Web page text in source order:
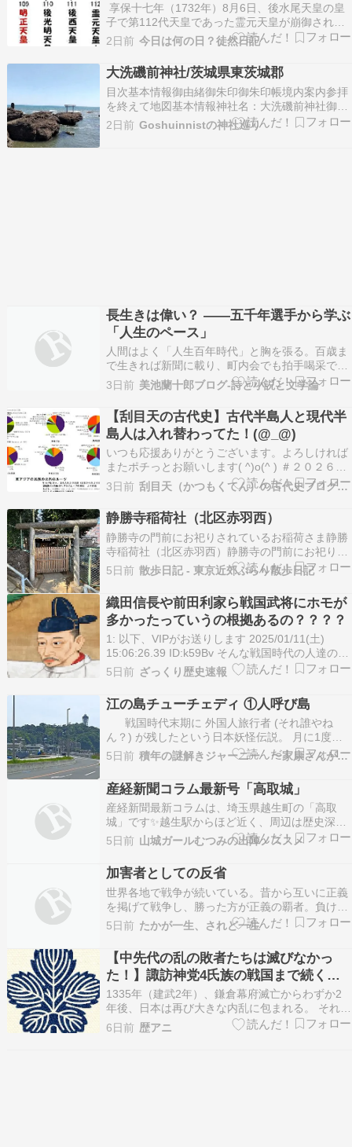
享保十七年（1732年）8月6日、後水尾天皇の皇
子で第112代天皇であった霊元天皇が崩御されま
した。・・・・・・・・第112代天皇の天皇であ
らせられる霊元天皇（れいげんてんのう）です
が…わずか13歳の皇子に譲位して院政を敷いたた
め、その皇子である東山天皇の回＞＞に、かなり
霊元天…
2日前 今日は何の日？徒然日記
大洗磯前神社/茨城県東茨城郡
目次基本情報御由緒御朱印御朱印帳境内案内参拝
を終えて地図基本情報神社名：大洗磯前神社御祭
神：大己貴命・少彦名命社格等：延喜式内社(名
神大社)・国幣中社・別表神社鎮座地：茨城県東
2日前 Goshuinnistの神社巡り
長生きは偉い？ ――五千年選手から学ぶ
「人生のペース」
人間はよく「人生百年時代」と胸を張る。百歳ま
で生きれば新聞に載り、町内会でも拍手喝采であ
る。ところが地球という舞台に目を向けると、そ
の自慢は少々気恥ずかしくなる。 ニシオンデンザ
メは三百年から五百年。年間一センチほどしか成
長せず、百五十歳を過ぎてようやく「そろそろ家
庭でも持つか…
3日前 美池蘭十郎ブログ-詩と小説と文学論
【刮目天の古代史】古代半島人と現代半
島人は入れ替わってた！(@_@)
いつも応援ありがとうございます。よろしければ
またポチっとお願いします( ^)o(^ ) ＃２０２６．
３．２８に記事にしましたが 下の記事の中津王
（中大兄・天智天皇）の兄弟多良王（義慈王）を
長兄としたのは誤りで、古事記によれば末弟にな
りますので、訂正しました。また中華思想という
言葉…
3日前 刮目天（かつもくてん）の古代史ブログだ！
静勝寺稲荷社（北区赤羽西）
静勝寺の門前にお祀りされているお稲荷さま静勝
寺稲荷社（北区赤羽西）静勝寺の門前にお祀りさ
れている「静勝寺稲荷社（北区赤羽西）」。1504
年（永正元年）、太田道灌の禅の師匠だった雲綱
が、道灌の菩提を弔うために稲付城跡に創建した
道灌寺が起源で、1655年（明暦元年）に道灌の子
孫・太田…
5日前 散歩日記 - 東京近郊ぶらり散歩日記
織田信長や前田利家ら戦国武将にホモが
多かったっていうの根拠あるの？？？？
1: 以下、VIPがお送りします 2025/01/11(土)
15:06:26.39 ID:k59Bv そんな戦国時代の人達の性
的好みとかましてやホモだったかどうかなんて ど
こに証拠残ってんの？？？ 続きを読む
5日前 ざっくり歴史速報
江の島チューチェディ ①人呼び島
戦国時代末期に 外国人旅行者 (それ誰やね
ん？) が残したという日本妖怪伝説。 月に1度、
「チューチェディ」という魔物に 国で1番美しい
未婚の若い女性が 捧げられるという 禍々しい生
贄の儀式。 ウ～ン、 そんな「ミス日本」なら選
ばれても 全然うれしくないよな！?…
5日前 積年の謎解きジャーニー 〜家康さんがカノ妖怪？！〜
産経新聞コラム最新号「高取城」
産経新聞最新コラムは、埼玉県越生町の「高取
城」です✨越生駅からほど近く、周辺は歴史深く
見どころ満載なのでとても楽しい地域です。太田
道灌ゆかりの地でもあり、ここは必ずいつか関東
動乱ツアーやります！今回は、3回に分けて書き
ました。前編、中編、後編です。平安時代から室
町時代初期まではの…
5日前 山城ガールむつみの出陣ノススメ
加害者としての反省
世界各地で戦争が続いている。昔から互いに正義
を掲げて戦争し、勝った方が正義の覇者。負けれ
ば悪人・悪党として断罪されるが習い。個人的喧
嘩であれば時に仲裁者が出現もするが、国家間の
戦争には仲裁人の出現は期待できないようだ。日
本国をどのように考えるか難しい。２６００年以
上前に神武天皇…
5日前 たかが一生、されど一生
【中先代の乱の敗者たちは滅びなかっ
た！】諏訪神党4氏族の戦国まで続く意
外な運命
1335年（建武2年）、鎌倉幕府滅亡からわずか2
年後、日本は再び大きな内乱に包まれる。 それが
「中先代の乱」である。 北条高時の遺児・北条時
行を奉じた諏訪頼重が挙兵すると、多くの信濃武
6日前 歴アニ